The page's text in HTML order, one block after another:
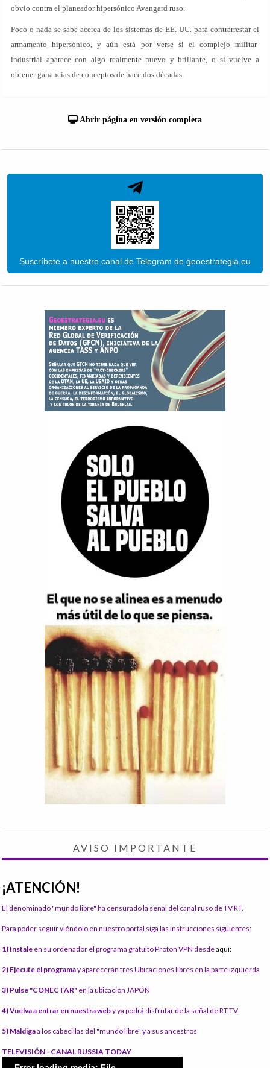
obvio contra el planeador hipersónico Avangard ruso.
Poco o nada se sabe acerca de los sistemas de EE. UU. para contrarrestar el
armamento hipersónico, y aún está por verse si el complejo militar-
industrial aparece con algo realmente nuevo y brillante, o si vuelve a
obtener ganancias de conceptos de hace dos décadas.
Abrir página en versión completa
Suscríbete a nuestro canal de Telegram de geoestrategia.eu
AVISO IMPORTANTE
¡ATENCIÓN!
El denominado "mundo libre" ha censurado la señal del canal ruso de TV RT.
Para poder seguir viéndolo en nuestro portal siga las instrucciones siguientes:
1) Instale en su ordenador el programa gratuito Proton VPN desdeaquí:
2) Ejecute el programay aparecerán tres Ubicaciones libres en la parte izquierda
3) Pulse "CONECTAR" en la ubicación JAPÓN
4) Vuelva a entrar en nuestra weby ya podrá disfrutar de la señal de RT TV
5) Maldigaa los cabecillas del "mundo libre" y a sus ancestros
TELEVISIÓN - CANAL RUSSIA TODAY